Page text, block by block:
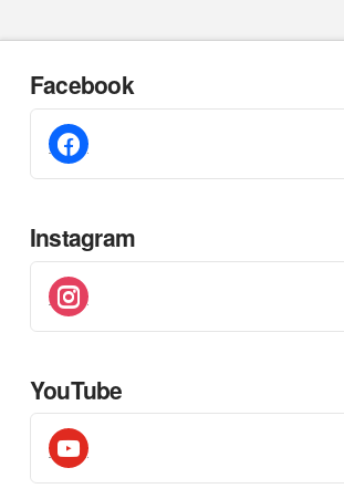
Facebook
facebook
Instagram
instagram
YouTube
youtube